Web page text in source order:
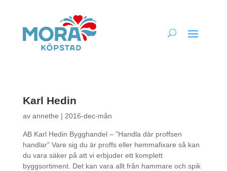
Karl Hedin
av annethe | 2016-dec-mån
AB Karl Hedin Bygghandel – ”Handla där proffsen
handlar” Vare sig du är proffs eller hemmafixare så kan
du vara säker på att vi erbjuder ett komplett
byggsortiment. Det kan vara allt från hammare och spik